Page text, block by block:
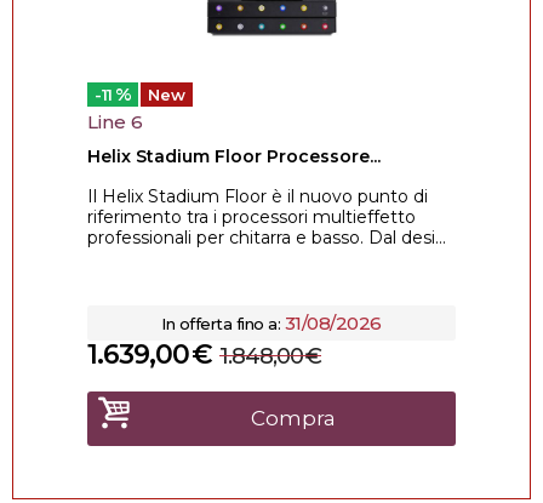
-11 % New
Line 6
Helix Stadium Floor Processore...
Il Helix Stadium Floor è il nuovo punto di
riferimento tra i processori multieffetto
professionali per chitarra e basso. Dal desi...
In offerta fino a: 31/08/2026
€
1.639,00 €
1.848,00
Compra